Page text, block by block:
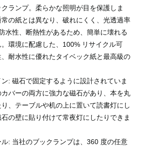
ランプ。柔らかな照明が目を保護しま
の紙とは異なり、破れにくく、光透過率
水性、断熱性があるため、簡単に壊れる
環境に配慮した、100% リサイクル可
耐水性に優れたタイベック紙と最高級の
: 磁石で固定するように設計されていま
バーの両方に強力な磁石があり、本を丸
、テーブルや机の上に置いて読書灯にし
の壁に貼り付けて常夜灯にしたりできま
: 当社のブックランプは、360 度の任意